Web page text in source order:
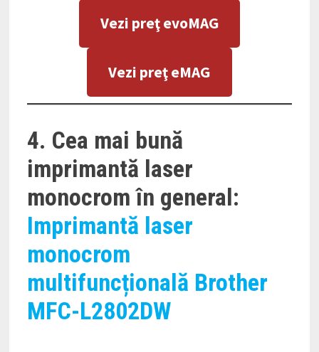
Vezi preţ evoMAG
Vezi preţ eMAG
4. Cea mai bună
imprimantă laser
monocrom în general:
Imprimantă laser
monocrom
multifuncțională Brother
MFC-L2802DW